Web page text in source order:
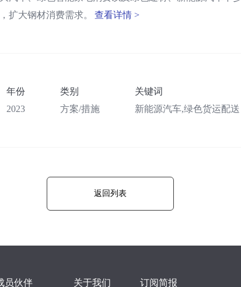
扩大钢材消费需求。
查看详情 >
年份
2023
类别
方案/措施
关键词
新能源汽车,绿色货运配送
返回列表
员伙伴 关于我们 订阅简报